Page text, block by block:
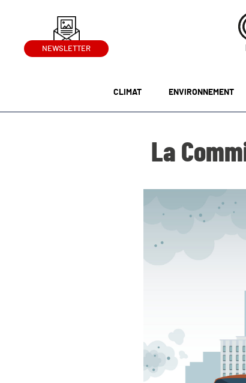
NEWSLETTER
CLIMAT ENVIRONNEMENT
La